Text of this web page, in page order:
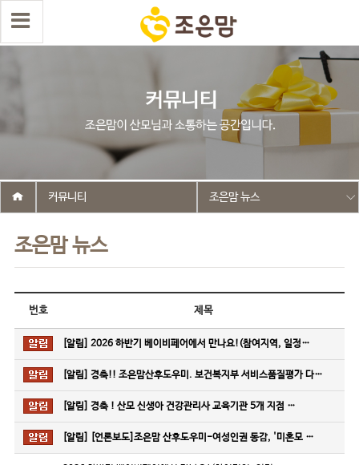
조은맘 뉴스
커뮤니티 조은맘 뉴스
번호 제목
[알림] 2026 하반기 베이비페어에서 만나요!(참여지역, 일정…
[알림] 경축!! 조은맘산후도우미. 보건복지부 서비스품질평가 다…
[알림] 경축 ! 산모 신생아 건강관리사 교육기관 5개 지점 …
[알림] [언론보도]조은맘 산후도우미-여성인권 동감, '미혼모 …